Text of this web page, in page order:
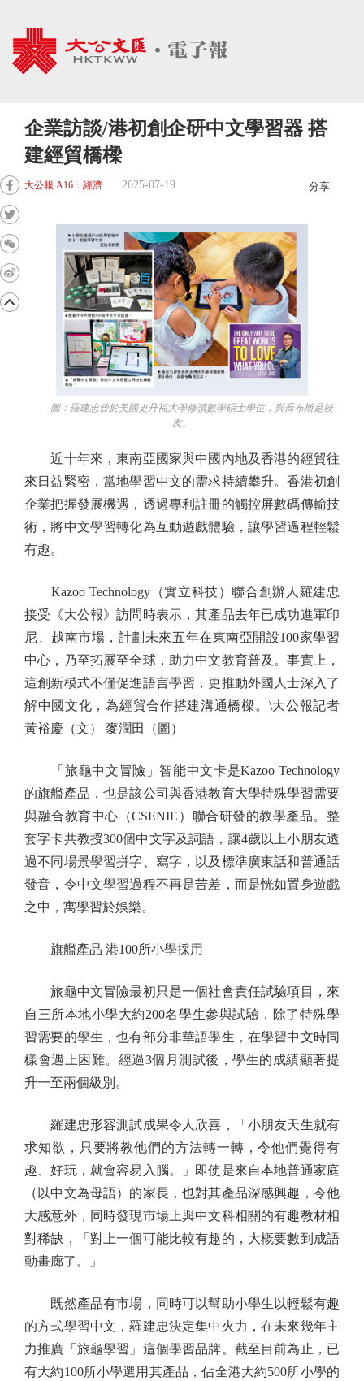
企業訪談/港初創企研中文學習器 搭
建經貿橋樑
大公報 A16：經濟 2025-07-19 分享
圖：羅建忠曾於美國史丹福大學修讀數學碩士學位，與喬布斯是校
友。
近十年來，東南亞國家與中國內地及香港的經貿往
來日益緊密，當地學習中文的需求持續攀升。香港初創
企業把握發展機遇，透過專利註冊的觸控屏數碼傳輸技
術，將中文學習轉化為互動遊戲體驗，讓學習過程輕鬆
有趣。
Kazoo Technology（實立科技）聯合創辦人羅建忠
接受《大公報》訪問時表示，其產品去年已成功進軍印
尼、越南市場，計劃未來五年在東南亞開設100家學習
中心，乃至拓展至全球，助力中文教育普及。事實上，
這創新模式不僅促進語言學習，更推動外國人士深入了
解中國文化，為經貿合作搭建溝通橋樑。\大公報記者
黃裕慶（文） 麥潤田（圖）
「旅龜中文冒險」智能中文卡是Kazoo Technology
的旗艦產品，也是該公司與香港教育大學特殊學習需要
與融合教育中心（CSENIE）聯合研發的教學產品。整
套字卡共教授300個中文字及詞語，讓4歲以上小朋友透
過不同場景學習拼字、寫字，以及標準廣東話和普通話
發音，令中文學習過程不再是苦差，而是恍如置身遊戲
之中，寓學習於娛樂。
旗艦產品 港100所小學採用
旅龜中文冒險最初只是一個社會責任試驗項目，來
自三所本地小學大約200名學生參與試驗，除了特殊學
習需要的學生，也有部分非華語學生，在學習中文時同
樣會遇上困難。經過3個月測試後，學生的成績顯著提
升一至兩個級別。
羅建忠形容測試成果令人欣喜，「小朋友天生就有
求知欲，只要將教他們的方法轉一轉，令他們覺得有
趣、好玩，就會容易入腦。」即使是來自本地普通家庭
（以中文為母語）的家長，也對其產品深感興趣，令他
大感意外，同時發現市場上與中文科相關的有趣教材相
對稀缺，「對上一個可能比較有趣的，大概要數到成語
動畫廊了。」
既然產品有市場，同時可以幫助小學生以輕鬆有趣
的方式學習中文，羅建忠決定集中火力，在未來幾年主
力推廣「旅龜學習」這個學習品牌。截至目前為止，已
有大約100所小學選用其產品，佔全港大約500所小學的